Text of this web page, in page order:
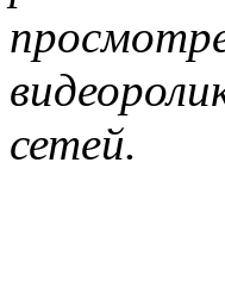
сетей.